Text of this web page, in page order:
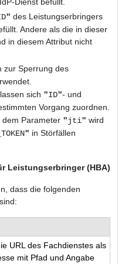
" des Leistungserbringers
Andere als die in dieser
in diesem Attribut nicht
zur Sperrung des
lassen sich "ID"- und
Vorgang zuordnen.
dem Parameter "jti" wird
" in Störfällen
Leistungserbringer (HBA)
dass die folgenden
URL des Fachdienstes als
mit Pfad und Angabe